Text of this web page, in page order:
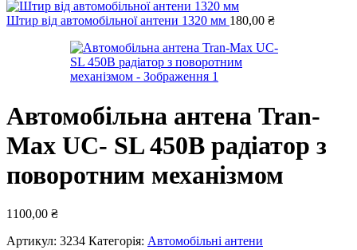
Штир від автомобільної антени 1320 мм 180,00 ₴
Автомобільна антена Tran-
Max UC- SL 450В радіатор з
поворотним механізмом
1100,00 ₴
Артикул: 3234 Категорія: Автомобільні антени